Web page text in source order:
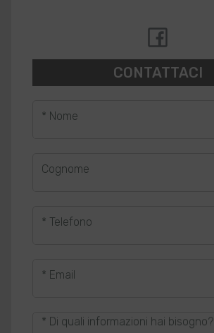
CONTATTACI
* Nome
Cognome
* Telefono
* Email
* Di quali informazioni hai bisogno?